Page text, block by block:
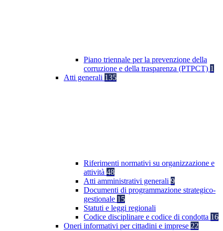
Piano triennale per la prevenzione della
corruzione e della trasparenza (PTPCT) 1
Atti generali 135
Riferimenti normativi su organizzazione e
attività 48
Atti amministrativi generali 9
Documenti di programmazione strategico-
gestionale 15
Statuti e leggi regionali
Codice disciplinare e codice di condotta 16
Oneri informativi per cittadini e imprese 22